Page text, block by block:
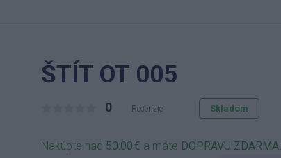
ŠTÍT OT 005
0 Recenzie Skladom
Nakúpte nad 50.00 € a máte DOPRAVU ZDARMA!